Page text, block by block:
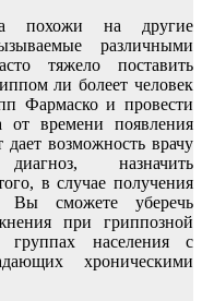
похожи на другие
различными
тяжело поставить
ли болеет человек
Фармаско и провести
от времени появления
дает возможность врачу
назначить
в случае получения
Вы сможете уберечь
при гриппозной
населения с
хроническими